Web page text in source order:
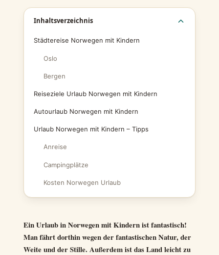
Inhaltsverzeichnis
Städtereise Norwegen mit Kindern
Oslo
Bergen
Reiseziele Urlaub Norwegen mit Kindern
Autourlaub Norwegen mit Kindern
Urlaub Norwegen mit Kindern – Tipps
Anreise
Campingplätze
Kosten Norwegen Urlaub
Ein Urlaub in Norwegen mit Kindern ist fantastisch!
Man fährt dorthin wegen der fantastischen Natur, der
Weite und der Stille. Außerdem ist das Land leicht zu